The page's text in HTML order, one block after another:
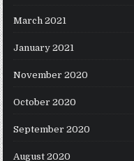
March 2021
January 2021
November 2020
October 2020
September 2020
August 2020